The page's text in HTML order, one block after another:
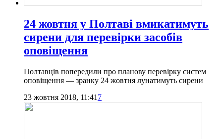
24 жовтня у Полтаві вмикатимуть
сирени для перевірки засобів
оповіщення
Полтавців попередили про планову перевірку систем
оповіщення — зранку 24 жовтня лунатимуть сирени
23 жовтня 2018, 11:41 7